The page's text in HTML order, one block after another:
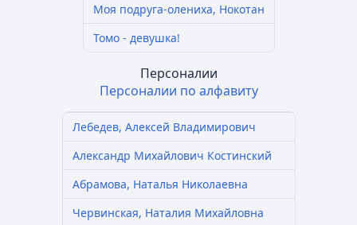
Моя подруга-олениха, Нокотан
Томо - девушка!
Персоналии
Персоналии по алфавиту
Лебедев, Алексей Владимирович
Александр Михайлович Костинский
Абрамова, Наталья Николаевна
Червинская, Наталия Михайловна